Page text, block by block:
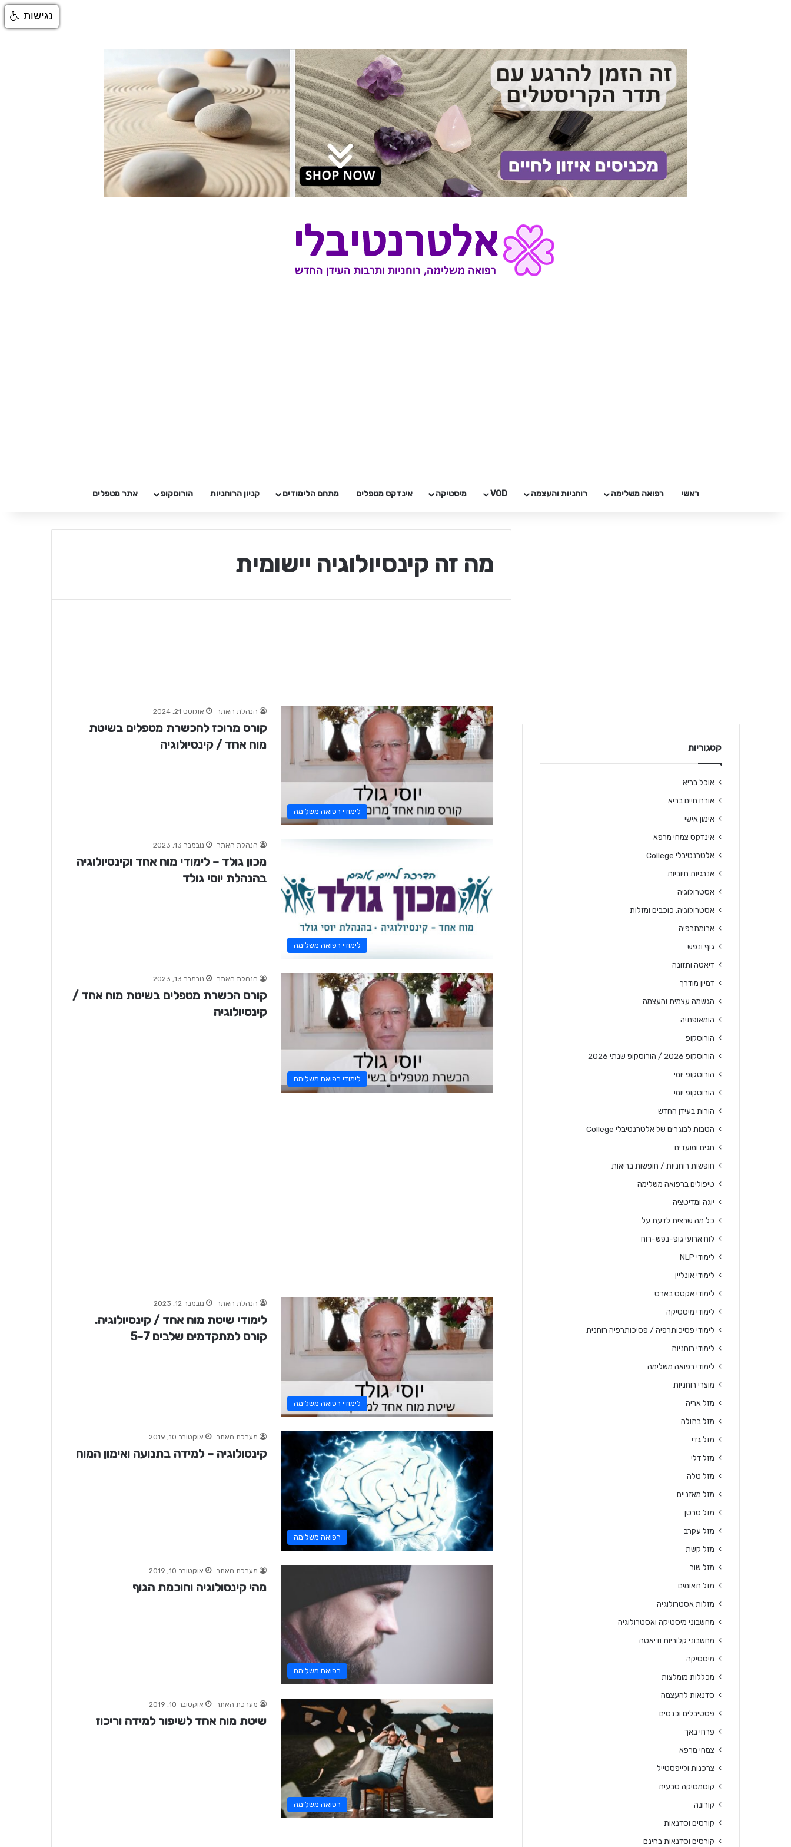
ראשי רפואה משלימה רוחניות והעצמה VOD מיסטיקה אינדקס מטפלים מתחם הלימודים קניון הרוחניות הורוסקופ אתר מטפלים
מה זה קינסיולוגיה יישומית
לימודי רפואה משלימה
הנהלת האתר אוגוסט 21, 2024
קורס מרוכז להכשרת מטפלים בשיטת
מוח אחד / קינסיולוגיה
לימודי רפואה משלימה
הנהלת האתר נובמבר 13, 2023
מכון גולד – לימודי מוח אחד וקינסיולוגיה
בהנהלת יוסי גולד
לימודי רפואה משלימה
הנהלת האתר נובמבר 13, 2023
קורס הכשרת מטפלים בשיטת מוח אחד /
קינסיולוגיה
לימודי רפואה משלימה
הנהלת האתר נובמבר 12, 2023
לימודי שיטת מוח אחד / קינסיולוגיה.
קורס למתקדמים שלבים 5-7
רפואה משלימה
מערכת האתר אוקטובר 10, 2019
קינסולוגיה – למידה בתנועה ואימון המוח
רפואה משלימה
מערכת האתר אוקטובר 10, 2019
מהי קינסולוגיה וחוכמת הגוף
רפואה משלימה
מערכת האתר אוקטובר 10, 2019
שיטת מוח אחד לשיפור למידה וריכוז
קטגוריות
אוכל בריא
אורח חיים בריא
אימון אישי
אינדקס צמחי מרפא
אלטרנטיבלי College
אנרגיות חיוביות
אסטרולוגיה
אסטרולוגיה, כוכבים ומזלות
ארומתרפיה
גוף ונפש
דיאטה ותזונה
דמיון מודרך
הגשמה עצמית והעצמה
הומאופתיה
הורוסקופ
הורוסקופ 2026 / הורוסקופ שנתי 2026
הורוסקופ יומי
הורוסקופ יומי
הורות בעידן החדש
הטבות לבוגרים של אלטרנטיבלי College
חגים ומועדים
חופשות רוחניות / חופשות בריאות
טיפולים ברפואה משלימה
יוגה ומדיטציה
כל מה שרצית לדעת על…
לוח ארועי גופ-נפש-רוח
לימודי NLP
לימודי אונליין
לימודי אקסס בארס
לימודי מיסטיקה
לימודי פסיכותרפיה / פסיכותרפיה רוחנית
לימודי רוחניות
לימודי רפואה משלימה
מוצרי רוחניות
מזל אריה
מזל בתולה
מזל גדי
מזל דלי
מזל טלה
מזל מאזניים
מזל סרטן
מזל עקרב
מזל קשת
מזל שור
מזל תאומים
מזלות אסטרולוגיה
מחשבוני מיסטיקה ואסטרולוגיה
מחשבוני קלוריות ודיאטה
מיסטיקה
מכללות מומלצות
סדנאות להעצמה
פסטיבלים וכנסים
פרחי באך
צמחי מרפא
צרכנות ולייפסטייל
קוסמטיקה טבעית
קורונה
קורסים וסדנאות
קורסים וסדנאות בחינם
נגישות